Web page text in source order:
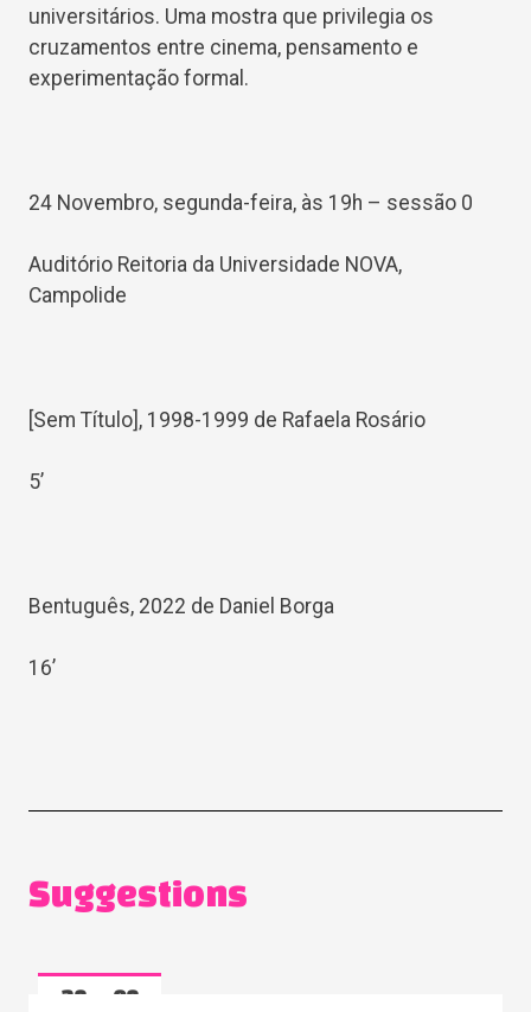
universitários. Uma mostra que privilegia os
cruzamentos entre cinema, pensamento e
experimentação formal.
24 Novembro, segunda-feira, às 19h – sessão 0
Auditório Reitoria da Universidade NOVA,
Campolide
[Sem Título], 1998-1999 de Rafaela Rosário
5’
Bentuguês, 2022 de Daniel Borga
16’
Suggestions
28 08